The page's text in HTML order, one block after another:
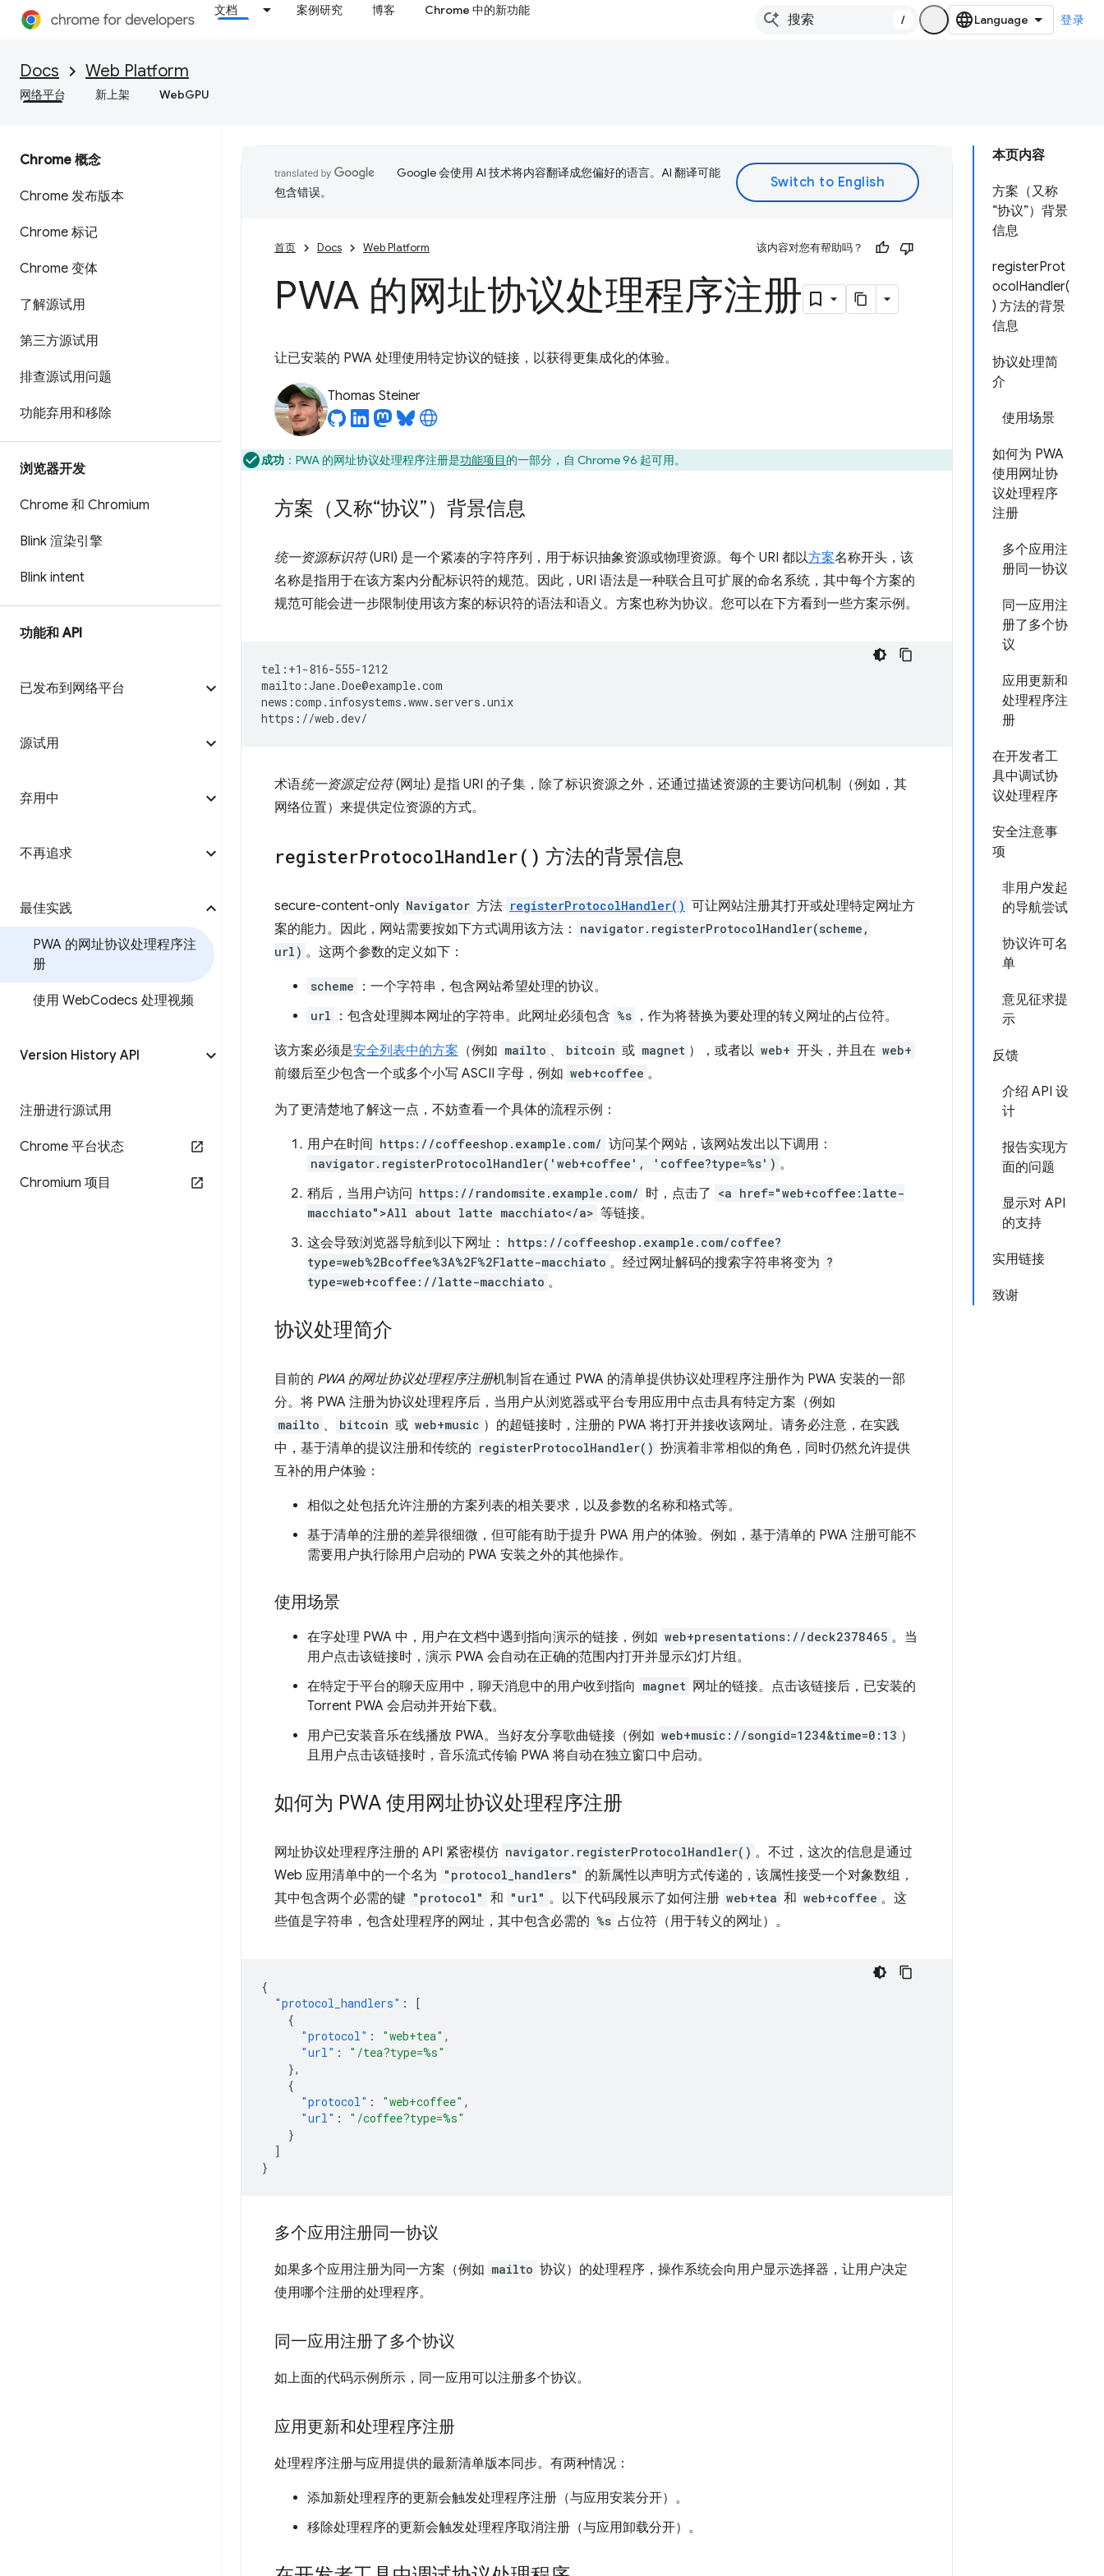
文档 案例研究 博客 Chrome 中的新功能
/ 登录
Docs Web Platform
网络平台 新上架 WebGPU
Chrome 概念
Chrome 发布版本
Chrome 标记
Chrome 变体
了解源试用
第三方源试用
排查源试用问题
功能弃用和移除
浏览器开发
Chrome 和 Chromium
Blink 渲染引擎
Blink intent
功能和 API
已发布到网络平台
源试用
弃用中
不再追求
最佳实践
PWA 的网址协议处理程序注
册
使用 WebCodecs 处理视频
Version History API
注册进行源试用
Chrome 平台状态
Chromium 项目
本页内容
方案（又称
“协议”）背景
信息
registerProt
ocolHandler(
) 方法的背景
信息
协议处理简
介
使用场景
如何为 PWA
使用网址协
议处理程序
注册
多个应用注
册同一协议
同一应用注
册了多个协
议
应用更新和
处理程序注
册
在开发者工
具中调试协
议处理程序
安全注意事
项
非用户发起
的导航尝试
协议许可名
单
意见征求提
示
反馈
介绍 API 设
计
报告实现方
面的问题
显示对 API
的支持
实用链接
致谢
Google 会使用 AI 技术将内容翻译成您偏好的语言。AI 翻译可能
包含错误。
首页 Docs Web Platform 该内容对您有帮助吗？
PWA 的网址协议处理程序注册
让已安装的 PWA 处理使用特定协议的链接，以获得更集成化的体验。
Thomas Steiner
成功 ：PWA 的网址协议处理程序注册是功能项目的一部分，自 Chrome 96 起可用。
方案（又称“协议”）背景信息
统一资源标识符(URI) 是一个紧凑的字符序列，用于标识抽象资源或物理资源。每个 URI 都以方案名称开头，该
名称是指用于在该方案内分配标识符的规范。因此，URI 语法是一种联合且可扩展的命名系统，其中每个方案的
规范可能会进一步限制使用该方案的标识符的语法和语义。方案也称为协议。您可以在下方看到一些方案示例。
tel:+1-816-555-1212
mailto:Jane.Doe@example.com
news:comp.infosystems.www.servers.unix
术语统一资源定位符(网址) 是指 URI 的子集，除了标识资源之外，还通过描述资源的主要访问机制（例如，其
网络位置）来提供定位资源的方式。
registerProtocolHandler( ) 方法的背景信息
secure-content-only Navigator 方法 registerProtocolHandler() 可让网站注册其打开或处理特定网址方
案的能力。因此，网站需要按如下方式调用该方法：
navigator.registerProtocolHandler(scheme,
url) 。这两个参数的定义如下：
scheme ：一个字符串，包含网站希望处理的协议。
url ：包含处理脚本网址的字符串。此网址必须包含 %s ，作为将替换为要处理的转义网址的占位符。
该方案必须是安全列表中的方案 （例如 mailto 、 bitcoin 或 magnet ），或者以 web+ 开头，并且在 web+
前缀后至少包含一个或多个小写 ASCII 字母，例如 web+coffee 。
为了更清楚地了解这一点，不妨查看一个具体的流程示例：
用户在时间 https://coffeeshop.example.com/ 访问某个网站，该网站发出以下调用：
navigator.registerProtocolHandler('web+coffee', 'coffee?type=%s') 。
稍后，当用户访问 https://randomsite.example.com/ 时，点击了 <a href="web+coffee:latte-
macchiato">All about latte macchiato</a> 等链接。
这会导致浏览器导航到以下网址：
https://coffeeshop.example.com/coffee?
type=web%2Bcoffee%3A%2F%2Flatte-macchiato 。经过网址解码的搜索字符串将变为 ?
type=web+coffee://latte-macchiato 。
协议处理简介
目前的 PWA 的网址协议处理程序注册机制旨在通过 PWA 的清单提供协议处理程序注册作为 PWA 安装的一部
分。将 PWA 注册为协议处理程序后，当用户从浏览器或平台专用应用中点击具有特定方案（例如
mailto 、 bitcoin 或 web+music ）的超链接时，注册的 PWA 将打开并接收该网址。请务必注意，在实践
中，基于清单的提议注册和传统的 registerProtocolHandler() 扮演着非常相似的角色，同时仍然允许提供
互补的用户体验：
相似之处包括允许注册的方案列表的相关要求，以及参数的名称和格式等。
基于清单的注册的差异很细微，但可能有助于提升 PWA 用户的体验。例如，基于清单的 PWA 注册可能不
需要用户执行除用户启动的 PWA 安装之外的其他操作。
使用场景
在字处理 PWA 中，用户在文档中遇到指向演示的链接，例如 web+presentations://deck2378465 。当
用户点击该链接时，演示 PWA 会自动在正确的范围内打开并显示幻灯片组。
在特定于平台的聊天应用中，聊天消息中的用户收到指向 magnet 网址的链接。点击该链接后，已安装的
Torrent PWA 会启动并开始下载。
用户已安装音乐在线播放 PWA。当好友分享歌曲链接（例如 web+music://songid=1234&time=0:13 ）
且用户点击该链接时，音乐流式传输 PWA 将自动在独立窗口中启动。
如何为 PWA 使用网址协议处理程序注册
网址协议处理程序注册的 API 紧密模仿 navigator.registerProtocolHandler() 。不过，这次的信息是通过
Web 应用清单中的一个名为 "protocol_handlers"
的新属性以声明方式传递的，该属性接受一个对象数组，
其中包含两个必需的键 "protocol" 和 "url" 。以下代码段展示了如何注册 web+tea 和 web+coffee 。这
些值是字符串，包含处理程序的网址，其中包含必需的 %s 占位符（用于转义的网址）。
{
"protocol_handlers" :
[
{
"protocol" : "web+tea" ,
"url" :
"/tea?type=%s"
},
{
"protocol" : "web+coffee" ,
"url" :
"/coffee?type=%s"
}
]
}
多个应用注册同一协议
如果多个应用注册为同一方案（例如 mailto 协议）的处理程序，操作系统会向用户显示选择器，让用户决定
使用哪个注册的处理程序。
同一应用注册了多个协议
如上面的代码示例所示，同一应用可以注册多个协议。
应用更新和处理程序注册
处理程序注册与应用提供的最新清单版本同步。有两种情况：
添加新处理程序的更新会触发处理程序注册（与应用安装分开）。
移除处理程序的更新会触发处理程序取消注册（与应用卸载分开）。